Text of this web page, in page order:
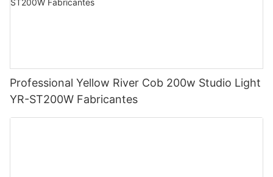
Professional Yellow River Cob 200w Studio Light
YR-ST200W Fabricantes